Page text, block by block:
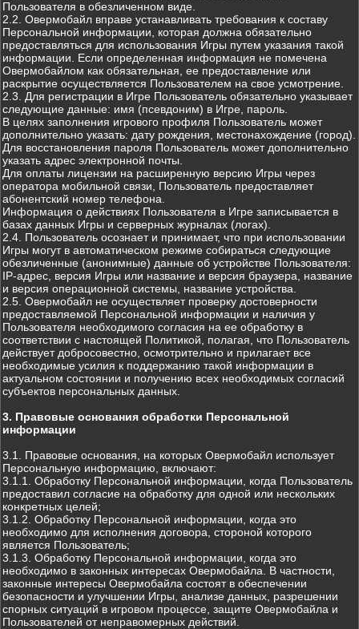
Пользователя в обезличенном виде.
2.2. Овермобайл вправе устанавливать требования к составу
Персональной информации, которая должна обязательно
предоставляться для использования Игры путем указания такой
информации. Если определенная информация не помечена
Овермобайлом как обязательная, ее предоставление или
раскрытие осуществляется Пользователем на свое усмотрение.
2.3. Для регистрации в Игре Пользователь обязательно указывает
следующие данные: имя (псевдоним) в Игре, пароль.
В целях заполнения игрового профиля Пользователь может
дополнительно указать: дату рождения, местонахождение (город).
Для восстановления пароля Пользователь может дополнительно
указать адрес электронной почты.
Для оплаты лицензии на расширенную версию Игры через
оператора мобильной связи, Пользователь предоставляет
абонентский номер телефона.
Информация о действиях Пользователя в Игре записывается в
базах данных Игры и серверных журналах (логах).
2.4. Пользователь осознает и принимает, что при использовании
Игры могут в автоматическом режиме собираться следующие
обезличенные (анонимные) данные об устройстве Пользователя:
IP-адрес, версия Игры или название и версия браузера, название
и версия операционной системы, название устройства.
2.5. Овермобайл не осуществляет проверку достоверности
предоставляемой Персональной информации и наличия у
Пользователя необходимого согласия на ее обработку в
соответствии с настоящей Политикой, полагая, что Пользователь
действует добросовестно, осмотрительно и прилагает все
необходимые усилия к поддержанию такой информации в
актуальном состоянии и получению всех необходимых согласий
субъектов персональных данных.
3. Правовые основания обработки Персональной
информации
3.1. Правовые основания, на которых Овермобайл использует
Персональную информацию, включают:
3.1.1. Обработку Персональной информации, когда Пользователь
предоставил согласие на обработку для одной или нескольких
конкретных целей;
3.1.2. Обработку Персональной информации, когда это
необходимо для исполнения договора, стороной которого
является Пользователь;
3.1.3. Обработку Персональной информации, когда это
необходимо в законных интересах Овермобайла. В частности,
законные интересы Овермобайла состоят в обеспечении
безопасности и улучшении Игры, анализе данных, разрешении
спорных ситуаций в игровом процессе, защите Овермобайла и
Пользователей от неправомерных действий.